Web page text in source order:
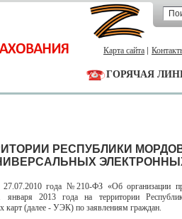
Карта сайта
ГОРЯЧАЯ
РЕСПУБЛИКИ
года №210-ФЗ «Об организации
января 2013 года на территории
карт (далее - УЭК) по заявлениям граждан.